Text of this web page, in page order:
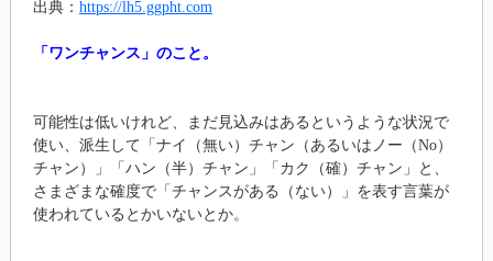
出典： https://lh5.ggpht.com
「ワンチャンス」のこと。
可能性は低いけれど、まだ見込みはあるというような状況で
使い、派生して「ナイ（無い）チャン（あるいはノー（No）
チャン）」「ハン（半）チャン」「カク（確）チャン」と、
さまざまな確度で「チャンスがある（ない）」を表す言葉が
使われているとかいないとか。